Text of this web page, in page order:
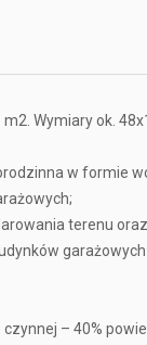
Wymiary ok.
w formie
terenu
– 40%